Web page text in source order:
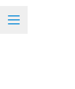
Menu Carriera